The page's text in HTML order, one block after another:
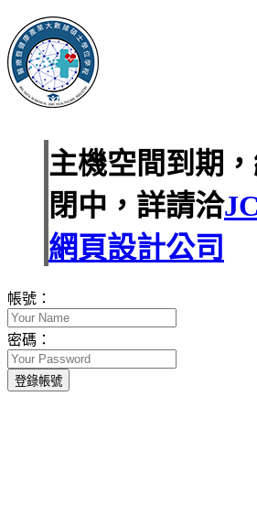
主機空間到期
閉中，詳請洽
網頁設計公司
帳號：
密碼：